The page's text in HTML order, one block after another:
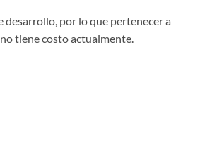
desarrollo, por lo que pertenecer a
tiene costo actualmente.